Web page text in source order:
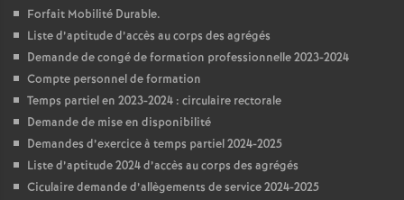
Forfait Mobilité Durable.
Liste d’aptitude d’accès au corps des agrégés
Demande de congé de formation professionnelle 2023-2024
Compte personnel de formation
Temps partiel en 2023-2024 : circulaire rectorale
Demande de mise en disponibilité
Demandes d’exercice à temps partiel 2024-2025
Liste d’aptitude 2024 d’accès au corps des agrégés
Ciculaire demande d’allègements de service 2024-2025